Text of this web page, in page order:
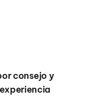
consejo y